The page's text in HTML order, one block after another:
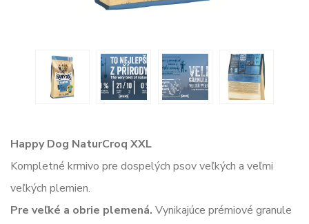
Happy Dog NaturCroq XXL
Kompletné krmivo pre dospelých psov veľkých a veľmi
veľkých plemien.
Pre veľké a obrie plemená. Vynikajúce prémiové granule